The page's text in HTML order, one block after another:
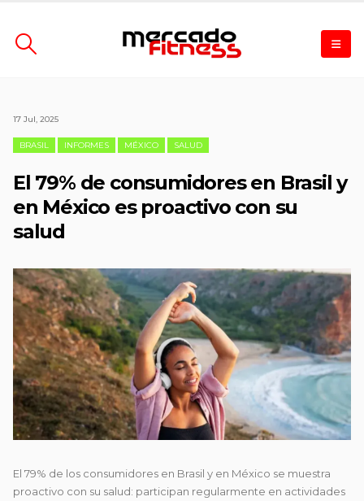
17 Jul, 2025
BRASIL INFORMES MÉXICO SALUD
El 79% de consumidores en Brasil y
en México es proactivo con su
salud
El 79% de los consumidores en Brasil y en México se muestra
proactivo con su salud: participan regularmente en actividades